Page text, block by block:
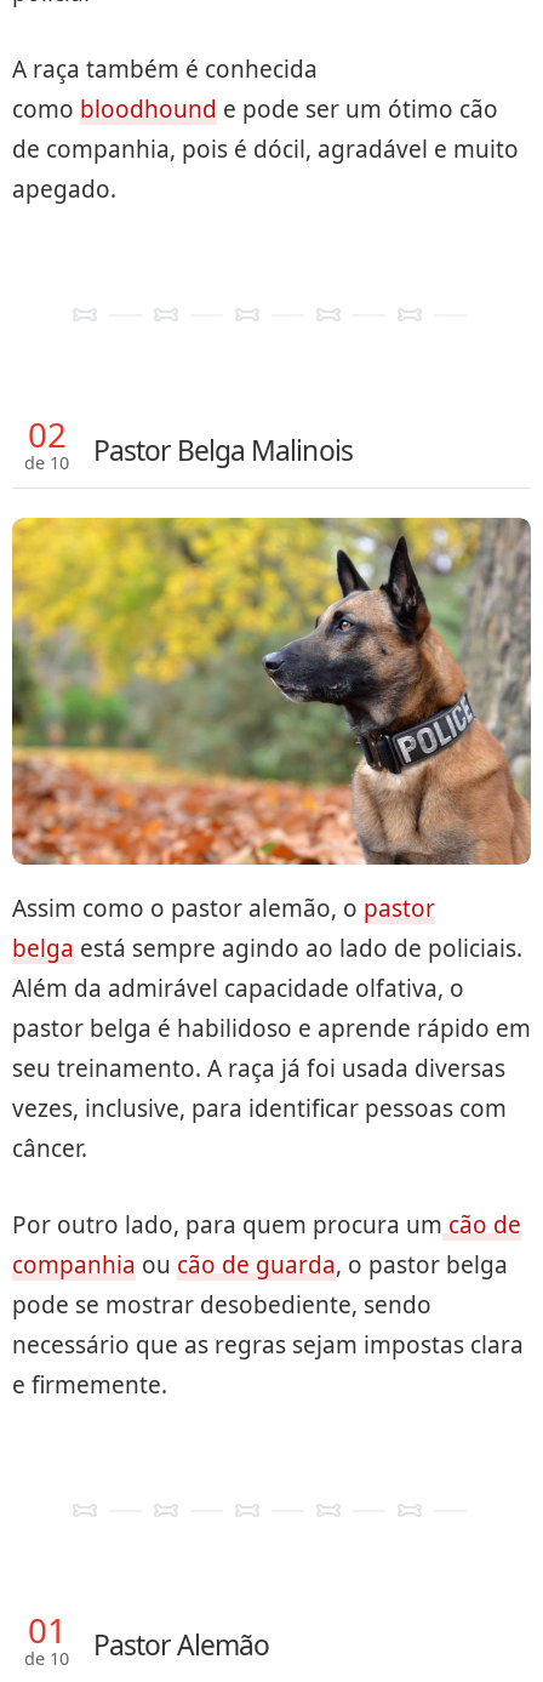
A raça também é conhecida
como bloodhound e pode ser um ótimo cão
de companhia, pois é dócil, agradável e muito
apegado.
02
de 10 Pastor Belga Malinois
Assim como o pastor alemão, o pastor
belga está sempre agindo ao lado de policiais.
Além da admirável capacidade olfativa, o
pastor belga é habilidoso e aprende rápido em
seu treinamento. A raça já foi usada diversas
vezes, inclusive, para identificar pessoas com
câncer.
Por outro lado, para quem procura um cão de
companhia ou cão de guarda, o pastor belga
pode se mostrar desobediente, sendo
necessário que as regras sejam impostas clara
e firmemente.
01
de 10 Pastor Alemão